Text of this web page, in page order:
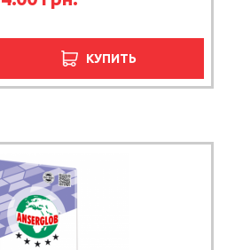
КУПИТЬ